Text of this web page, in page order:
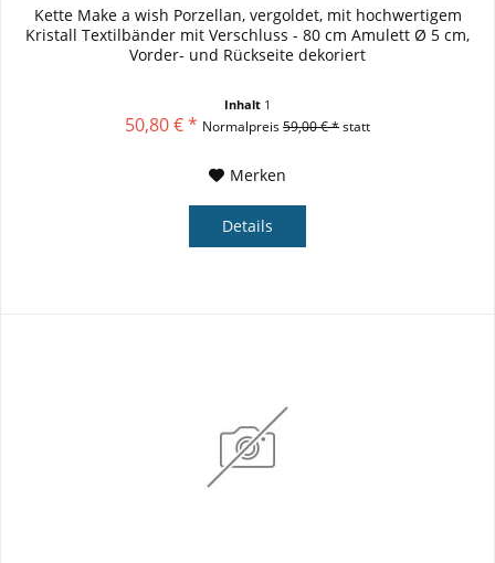
Kette Make a wish Porzellan, vergoldet, mit hochwertigem
Kristall Textilbänder mit Verschluss - 80 cm Amulett Ø 5 cm,
Vorder- und Rückseite dekoriert
Inhalt 1
50,80 € * Normalpreis59,00 € *statt
Merken
Details